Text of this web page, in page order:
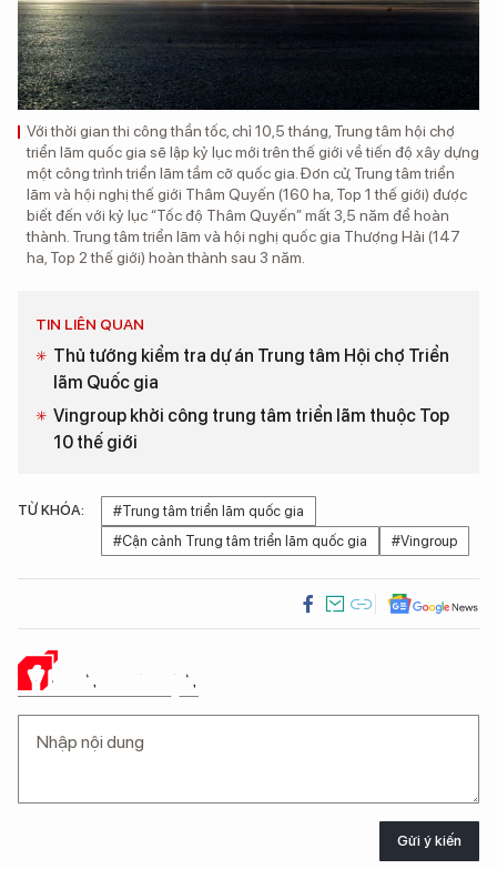
Với thời gian thi công thần tốc, chỉ 10,5 tháng, Trung tâm hội chợ
triển lãm quốc gia sẽ lập kỷ lục mới trên thế giới về tiến độ xây dựng
một công trình triển lãm tầm cỡ quốc gia. Đơn cử, Trung tâm triển
lãm và hội nghị thế giới Thâm Quyến (160 ha, Top 1 thế giới) được
biết đến với kỷ lục “Tốc độ Thâm Quyến” mất 3,5 năm để hoàn
thành. Trung tâm triển lãm và hội nghị quốc gia Thượng Hải (147
ha, Top 2 thế giới) hoàn thành sau 3 năm.
TIN LIÊN QUAN
Thủ tướng kiểm tra dự án Trung tâm Hội chợ Triển
lãm Quốc gia
Vingroup khởi công trung tâm triển lãm thuộc Top
10 thế giới
TỪ KHÓA:
#Trung tâm triển lãm quốc gia
#Cận cảnh Trung tâm triển lãm quốc gia
#Vingroup
Ý KIẾN CỦA BẠN
Gửi ý kiến